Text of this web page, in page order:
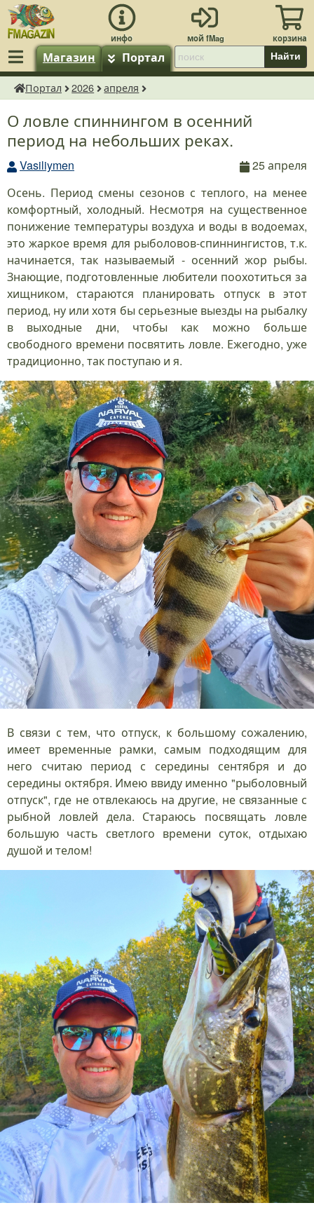
Магазин Портал Найти
fMagazin.ru
Портал 2026 апреля
О ловле спиннингом в осенний
период на небольших реках.
Vasiliymen
25 апреля
Осень. Период смены сезонов с теплого, на менее
комфортный, холодный. Несмотря на существенное
понижение температуры воздуха и воды в водоемах,
это жаркое время для рыболовов-спиннингистов, т.к.
начинается, так называемый - осенний жор рыбы.
Знающие, подготовленные любители поохотиться за
хищником, стараются планировать отпуск в этот
период, ну или хотя бы серьезные выезды на рыбалку
в выходные дни, чтобы как можно больше
свободного времени посвятить ловле. Ежегодно, уже
традиционно, так поступаю и я.
В связи с тем, что отпуск, к большому сожалению,
имеет временные рамки, самым подходящим для
него считаю период с середины сентября и до
середины октября. Имею ввиду именно "рыболовный
отпуск", где не отвлекаюсь на другие, не связанные с
рыбной ловлей дела. Стараюсь посвящать ловле
большую часть светлого времени суток, отдыхаю
душой и телом!